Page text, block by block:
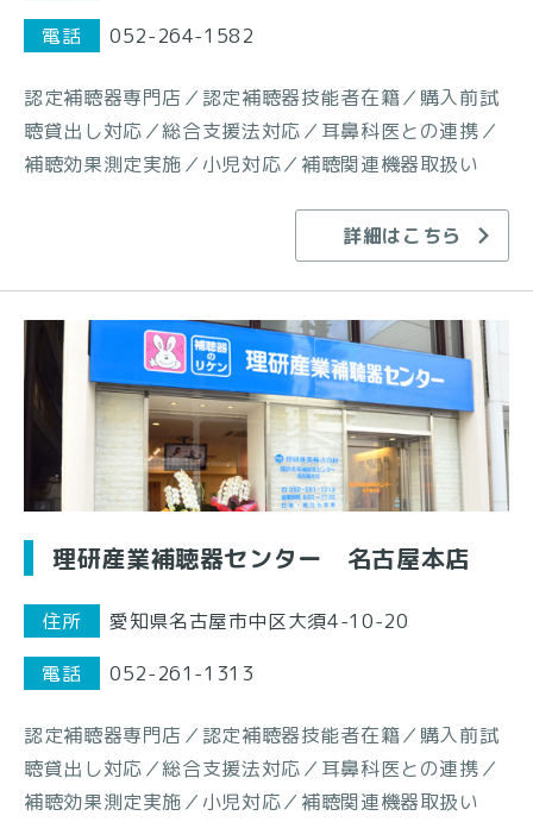
電話
052-264-1582
認定補聴器専門店／認定補聴器技能者在籍／購入前試
聴貸出し対応／総合支援法対応／耳鼻科医との連携／
補聴効果測定実施／小児対応／補聴関連機器取扱い
詳細はこちら
理研産業補聴器センター 名古屋本店
住所
愛知県名古屋市中区大須4-10-20
電話
052-261-1313
認定補聴器専門店／認定補聴器技能者在籍／購入前試
聴貸出し対応／総合支援法対応／耳鼻科医との連携／
補聴効果測定実施／小児対応／補聴関連機器取扱い